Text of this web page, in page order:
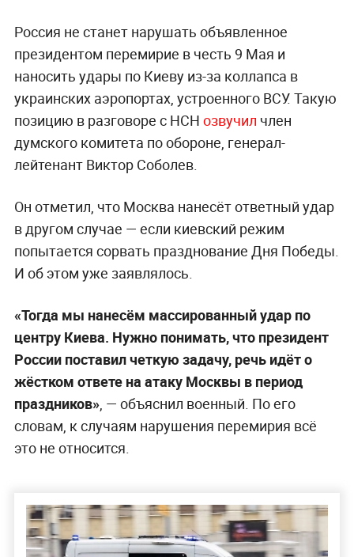
Россия не станет нарушать объявленное
президентом перемирие в честь 9 Мая и
наносить удары по Киеву из-за коллапса в
украинских аэропортах, устроенного ВСУ. Такую
позицию в разговоре с НСН озвучил член
думского комитета по обороне, генерал-
лейтенант Виктор Соболев.
Он отметил, что Москва нанесёт ответный удар
в другом случае — если киевский режим
попытается сорвать празднование Дня Победы.
И об этом уже заявлялось.
«Тогда мы нанесём массированный удар по
центру Киева. Нужно понимать, что президент
России поставил четкую задачу, речь идёт о
жёстком ответе на атаку Москвы в период
праздников», — объяснил военный. По его
словам, к случаям нарушения перемирия всё
это не относится.